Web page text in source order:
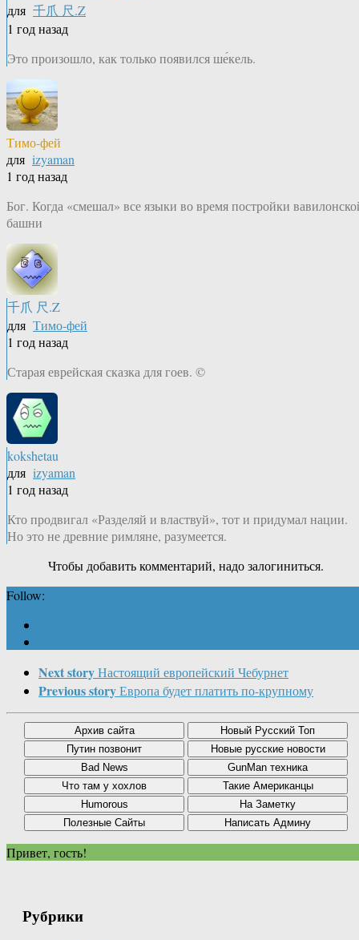
для 千爪 尺.Z
1 год назад
Это произошло, как только появился ше́кель.
Тимо-фей
для izyaman
1 год назад
Бог. Когда «смешал» все языки во время постройки
башни
千爪 尺.Z
для Тимо-фей
1 год назад
Старая еврейская сказка для гоев. ©
kokshetau
для izyaman
1 год назад
Кто продвигал «Разделяй и властвуй», тот и придумал нации.
Но это не древние римляне, разумеется.
Чтобы добавить комментарий, надо залогиниться.
Follow:
Next storyНастоящий европейский Чебурнет
Previous storyЕвропа будет платить по-крупному
Привет, гость!
Рубрики